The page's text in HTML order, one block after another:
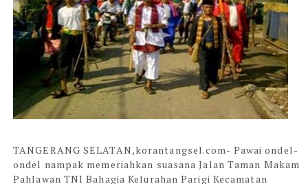
TANGERANG SELATAN,korantangsel.com- Pawai ondel-
ondel nampak memeriahkan suasana Jalan Taman Makam
Pahlawan TNI Bahagia Kelurahan Parigi Kecamatan